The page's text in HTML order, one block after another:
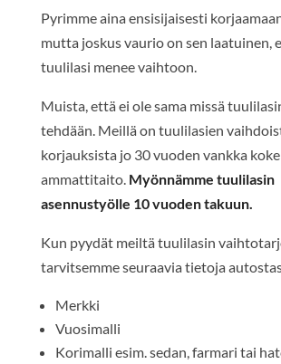
Pyrimme aina ensisijaisesti
mutta joskus vaurio on sen laatuinen,
tuulilasi menee vaihtoon.
Muista, että ei ole sama missä
tehdään. Meillä on tuulilasien
korjauksista jo 30 vuoden vankka
ammattitaito. Myönnämme tuulilasin
asennustyölle 10 vuoden takuun.
Kun pyydät meiltä tuulilasin
tarvitsemme seuraavia tietoja
Merkki
Vuosimalli
Korimalli esim. sedan, farmari tai